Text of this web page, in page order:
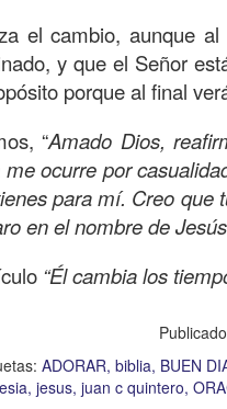
el cambio, aunque
y que el Señor
porque al final
“Amado Dios,
me ocurre por
para mí. Creo que
en el nombre de
“Él cambia los
Publicado
ADORAR biblia BUEN
jesus juan c quintero
decido que, desde
real. Bendigo a mi
de Jesús. Amén”.
“El amor sea sin
biblia CRISTO